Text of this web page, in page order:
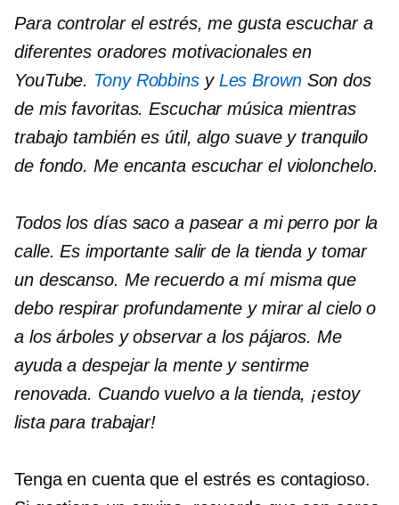
Para controlar el estrés, me gusta escuchar a
diferentes oradores motivacionales en
YouTube. Tony Robbinsy Les BrownSon dos
de mis favoritas. Escuchar música mientras
trabajo también es útil, algo suave y tranquilo
de fondo. Me encanta escuchar el violonchelo.
Todos los días saco a pasear a mi perro por la
calle. Es importante salir de la tienda y tomar
un descanso. Me recuerdo a mí misma que
debo respirar profundamente y mirar al cielo o
a los árboles y observar a los pájaros. Me
ayuda a despejar la mente y sentirme
renovada. Cuando vuelvo a la tienda, ¡estoy
lista para trabajar!
Tenga en cuenta que el estrés es contagioso.